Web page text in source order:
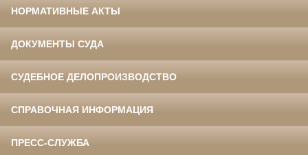
НОРМАТИВНЫЕ АКТЫ
ДОКУМЕНТЫ СУДА
СУДЕБНОЕ ДЕЛОПРОИЗВОДСТВО
СПРАВОЧНАЯ ИНФОРМАЦИЯ
ПРЕСС-СЛУЖБА